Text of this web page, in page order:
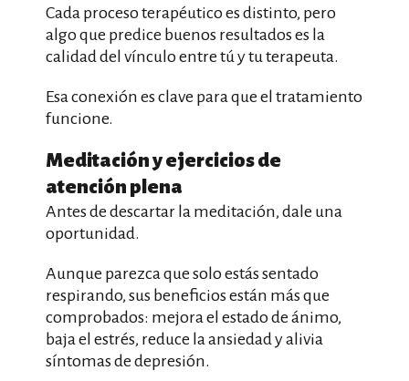
Cada proceso terapéutico es distinto, pero
algo que predice buenos resultados es la
calidad del vínculo entre tú y tu terapeuta.
Esa conexión es clave para que el tratamiento
funcione.
Meditación y ejercicios de
atención plena
Antes de descartar la meditación, dale una
oportunidad.
Aunque parezca que solo estás sentado
respirando, sus beneficios están más que
comprobados: mejora el estado de ánimo,
baja el estrés, reduce la ansiedad y alivia
síntomas de depresión.